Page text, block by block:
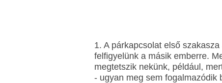
1. A párkapcsolat első
felfigyelünk a másik emberre.
megtetszik nekünk, például,
- ugyan meg sem fogalmazódik